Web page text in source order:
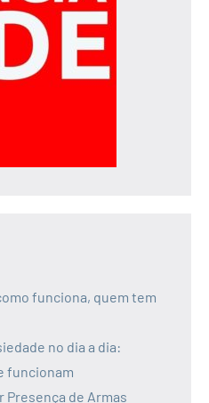
funciona, quem tem
no dia a dia:
funcionam
Presença de Armas